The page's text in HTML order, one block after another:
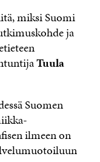
miksi Suomi
ja
Tuula
Suomen
ilmeen on